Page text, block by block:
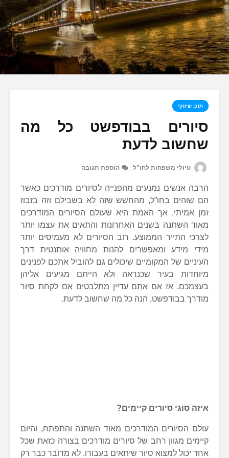
תוכן שיווקי
סיורים בבודפשט כל מה
שחשוב לדעת
טיולי משפחות לחו"ל הוספת תגובה
הרבה אנשים נמנעים מהפנייה לסיורים מודרכים כאשר
הם שוהים בחו”ל, מהחשש שזה לא בשבילם וזה בזבוז
זמן אמיתי. אך האמת היא שעולם הסיורים המודרכים
מאוד השתנה בשנים האחרונות והתאים את עצמו יותר
לצרכי התייר הממוצע. רוב הסיורים לא מעמיסים יותר
מידי מידע ומאפשרים להנות מחוויה אותנטית דרך
העיניים של המקומיים שיכולים גם להוביל אתכם לפנינים
מיוחדות בעיר שכנראה ולא הייתם מגיעים אליהן
בעצמכם. אז אם אתם עדיין מתלבטים אם לקחת סיור
מודרך בבודפשט, הנה כל מה שחשוב לדעת.
איזה סוגי סיורים קיימים?
עולם הסיורים המודרכים מאוד השתנה והתפתח, והיום
קיימים מגוון רחב של סיורים מודרכים בצורה כזאת שכל
אחד יכול למצוא סיור שיתאים בעבורו. לא מדובר כבר רק